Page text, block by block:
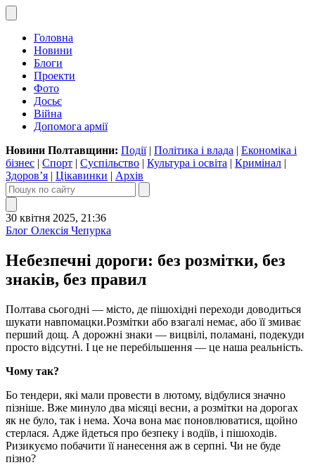
Головна
Новини
Блоги
Проекти
Фото
Досьє
Війна
Допомога армії
Новини Полтавщини: Події| Політика і влада | Економіка і
бізнес | Спорт | Суспільство | Культура і освіта | Кримінал |
Здоров’я | Цікавинки | Архів
30 квітня 2025, 21:36
Блог Олексія Чепурка
Небезпечні дороги: без розмітки, без
знаків, без правил
Полтава сьогодні — місто, де пішохідні переходи доводиться
шукати навпомацки.Розмітки або взагалі немає, або її змиває
перший дощ. А дорожні знаки — вицвілі, поламані, подекуди
просто відсутні. І це не перебільшення — це наша реальність.
Чому так?
Бо тендери, які мали провести в лютому, відбулися значно
пізніше. Вже минуло два місяці весни, а розмітки на дорогах
як не було, так і нема. Хоча вона має поновлюватися, щойно
стерлася. Адже йдеться про безпеку і водіїв, і пішоходів.
Ризикуємо побачити її нанесення аж в серпні. Чи не буде
пізно?